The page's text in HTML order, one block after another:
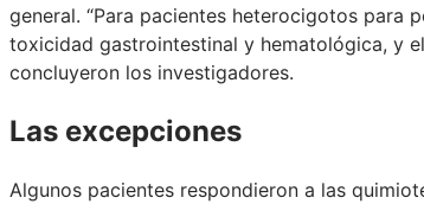
general. “Para pacientes heterocigotos para
toxicidad gastrointestinal y hematológica, y
concluyeron los investigadores.
Las excepciones
Algunos pacientes respondieron a las